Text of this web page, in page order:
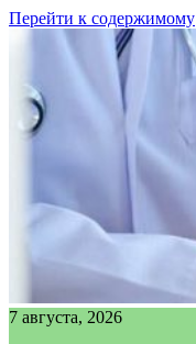
Перейти к содержимому
7 августа, 2026